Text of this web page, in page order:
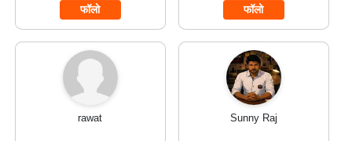
फॉलो फॉलो
rawat Sunny Raj